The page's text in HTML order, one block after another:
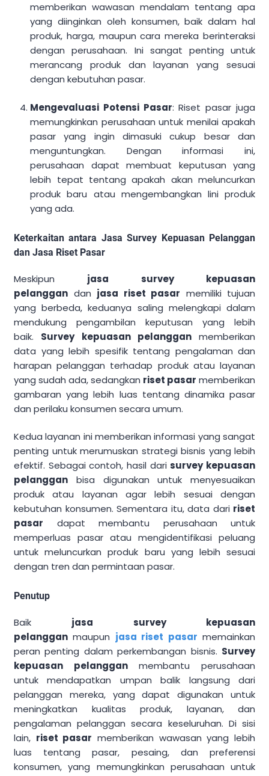
memberikan wawasan mendalam tentang apa
yang diinginkan oleh konsumen, baik dalam hal
produk, harga, maupun cara mereka berinteraksi
dengan perusahaan. Ini sangat penting untuk
merancang produk dan layanan yang sesuai
dengan kebutuhan pasar.
Mengevaluasi Potensi Pasar: Riset pasar juga
memungkinkan perusahaan untuk menilai apakah
pasar yang ingin dimasuki cukup besar dan
menguntungkan. Dengan informasi ini,
perusahaan dapat membuat keputusan yang
lebih tepat tentang apakah akan meluncurkan
produk baru atau mengembangkan lini produk
yang ada.
Keterkaitan antara Jasa Survey Kepuasan Pelanggan
dan Jasa Riset Pasar
Meskipun jasa survey kepuasan
pelanggan dan jasa riset pasar memiliki tujuan
yang berbeda, keduanya saling melengkapi dalam
mendukung pengambilan keputusan yang lebih
baik. Survey kepuasan pelangganmemberikan
data yang lebih spesifik tentang pengalaman dan
harapan pelanggan terhadap produk atau layanan
yang sudah ada, sedangkan riset pasar memberikan
gambaran yang lebih luas tentang dinamika pasar
dan perilaku konsumen secara umum.
Kedua layanan ini memberikan informasi yang sangat
penting untuk merumuskan strategi bisnis yang lebih
efektif. Sebagai contoh, hasil darisurvey kepuasan
pelanggan bisa digunakan untuk menyesuaikan
produk atau layanan agar lebih sesuai dengan
kebutuhan konsumen. Sementara itu, data dari riset
pasar dapat membantu perusahaan untuk
memperluas pasar atau mengidentifikasi peluang
untuk meluncurkan produk baru yang lebih sesuai
dengan tren dan permintaan pasar.
Penutup
Baik jasa survey kepuasan
pelanggan maupun jasa riset pasar memainkan
peran penting dalam perkembangan bisnis. Survey
kepuasan pelangganmembantu perusahaan
untuk mendapatkan umpan balik langsung dari
pelanggan mereka, yang dapat digunakan untuk
meningkatkan kualitas produk, layanan, dan
pengalaman pelanggan secara keseluruhan. Di sisi
lain, riset pasar memberikan wawasan yang lebih
luas tentang pasar, pesaing, dan preferensi
konsumen, yang memungkinkan perusahaan untuk